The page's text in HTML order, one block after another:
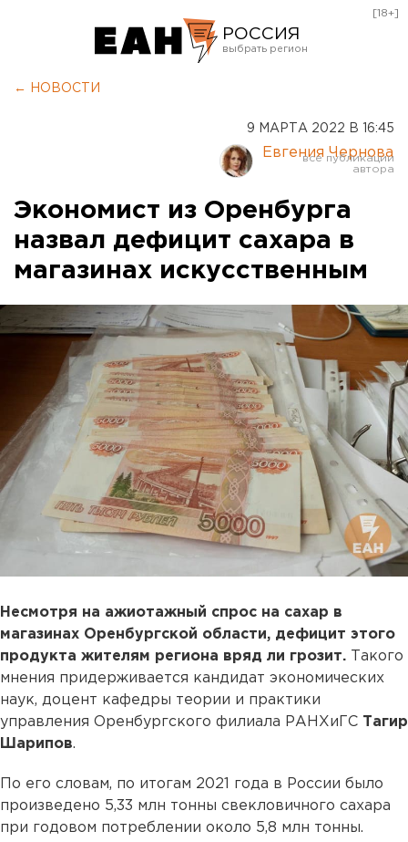
РОССИЯ
Курган
Оренбург
[18+]
← НОВОСТИ
9 МАРТА 2022 В 16:45
Евгения Чернова
Экономист из Оренбурга
назвал дефицит сахара в
магазинах искусственным
Несмотря на ажиотажный спрос на сахар в
магазинах Оренбургской области, дефицит этого
продукта жителям региона вряд ли грозит.
Такого
мнения придерживается кандидат экономических
наук, доцент кафедры теории и практики
управления Оренбургского филиала РАНХиГС Тагир
Шарипов.
По его словам, по итогам 2021 года в России было
произведено 5,33 млн тонны свекловичного сахара
при годовом потреблении около 5,8 млн тонны.